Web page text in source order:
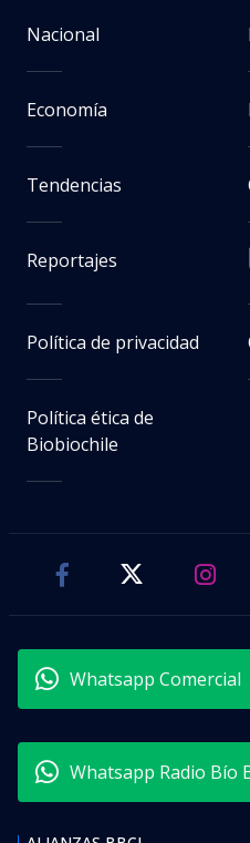
Nacional
Economía
Tendencias
Reportajes
Política de privacidad
Política ética de
Biobiochile
Whatsapp Comercial
Whatsapp Radio Bío